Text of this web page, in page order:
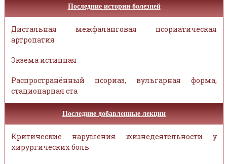
Последние истории болезней
Дистальная межфаланговая псориатическая
артропатия
Экзема истинная
Распространённый псориаз, вульгарная форма,
стационарная ста
Последние добавленные лекции
Критические нарушения жизнедеятельности у
хирургических боль